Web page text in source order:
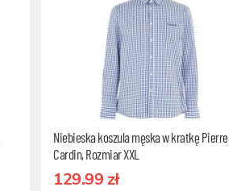
Niebieska koszula męska w kratkę Pierre
Cardin, Rozmiar XXL
129.99 zł